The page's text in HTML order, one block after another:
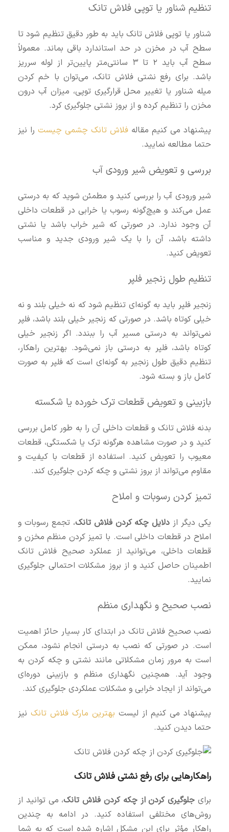
تنظیم شناور یا توپی فلاش تانک
شناور یا توپی فلاش تانک باید به طور دقیق تنظیم شود تا
سطح آب در مخزن در حد استاندارد باقی بماند. معمولاً
سطح آب باید ۲ تا ۳ سانتی‌متر پایین‌تر از لوله سرریز
باشد. برای رفع نشتی فلاش تانک، می‌توان با خم کردن
میله شناور یا تغییر محل قرارگیری توپی، میزان آب درون
مخزن را تنظیم کرده و از بروز نشتی جلوگیری کرد.
پیشنهاد می کنیم مقاله فلاش تانک چشمی چیست را نیز
حتما مطالعه نمایید.
بررسی و تعویض شیر ورودی آب
شیر ورودی آب را بررسی کنید و مطمئن شوید که به درستی
عمل می‌کند و هیچ‌گونه رسوب یا خرابی در قطعات داخلی
آن وجود ندارد. در صورتی که شیر خراب باشد یا نشتی
داشته باشد، آن را با یک شیر ورودی جدید و مناسب
تعویض کنید.
تنظیم طول زنجیر فلپر
زنجیر فلپر باید به گونه‌ای تنظیم شود که نه خیلی بلند و نه
خیلی کوتاه باشد. در صورتی که زنجیر خیلی بلند باشد، فلپر
نمی‌تواند به درستی مسیر آب را ببندد. اگر زنجیر خیلی
کوتاه باشد، فلپر به درستی باز نمی‌شود. بهترین راهکار،
تنظیم دقیق طول زنجیر به گونه‌ای است که فلپر به صورت
کامل باز و بسته شود.
بازبینی و تعویض قطعات ترک‌ خورده یا شکسته
بدنه فلاش تانک و قطعات داخلی آن را به طور کامل بررسی
کنید و در صورت مشاهده هرگونه ترک یا شکستگی، قطعات
معیوب را تعویض کنید. استفاده از قطعات با کیفیت و
مقاوم می‌تواند از بروز نشتی و چکه کردن جلوگیری کند.
تمیز کردن رسوبات و املاح
یکی دیگر از دلایل چکه کردن فلاش تانک، تجمع رسوبات و
املاح در قطعات داخلی است. با تمیز کردن منظم مخزن و
قطعات داخلی، می‌توانید از عملکرد صحیح فلاش تانک
اطمینان حاصل کنید و از بروز مشکلات احتمالی جلوگیری
نمایید.
نصب صحیح و نگهداری منظم
نصب صحیح فلاش تانک در ابتدای کار بسیار حائز اهمیت
است. در صورتی که نصب به درستی انجام نشود، ممکن
است به مرور زمان مشکلاتی مانند نشتی و چکه کردن به
وجود آید. همچنین نگهداری منظم و بازبینی دوره‌ای
می‌تواند از ایجاد خرابی و مشکلات عملکردی جلوگیری کند.
پیشنهاد می کنیم از لیست بهترین مارک فلاش تانک نیز
حتما دیدن کنید.
راهکارهایی برای رفع نشتی فلاش تانک
برای جلوگیری کردن از چکه کردن فلاش تانک، می‌ توانید از
روش‌های مختلفی استفاده کنید. در ادامه به چندین
راهکار مؤثر برای این مشکل اشاره شده است که به شما